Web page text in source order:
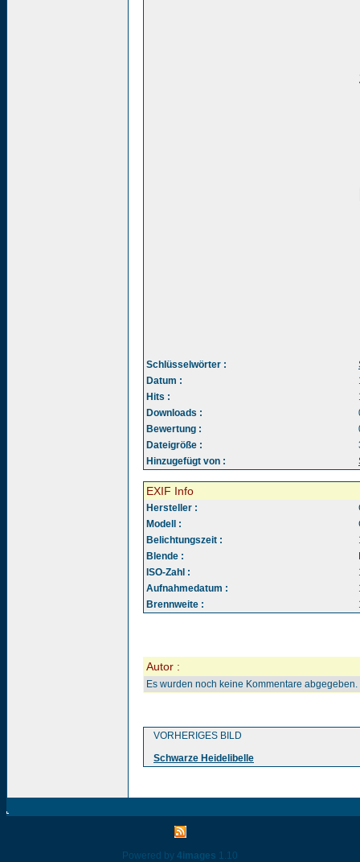
Schlüsselwörter :
Datum :
Hits :
Downloads :
Bewertung :
Dateigröße :
Hinzugefügt von :
EXIF Info
Hersteller :
Modell :
Belichtungszeit :
Blende :
ISO-Zahl :
Aufnahmedatum :
Brennweite :
Autor :
Es wurden noch keine Kommentare abgegeben.
VORHERIGES BILD
Schwarze Heidelibelle
Powered by 4images 1.10